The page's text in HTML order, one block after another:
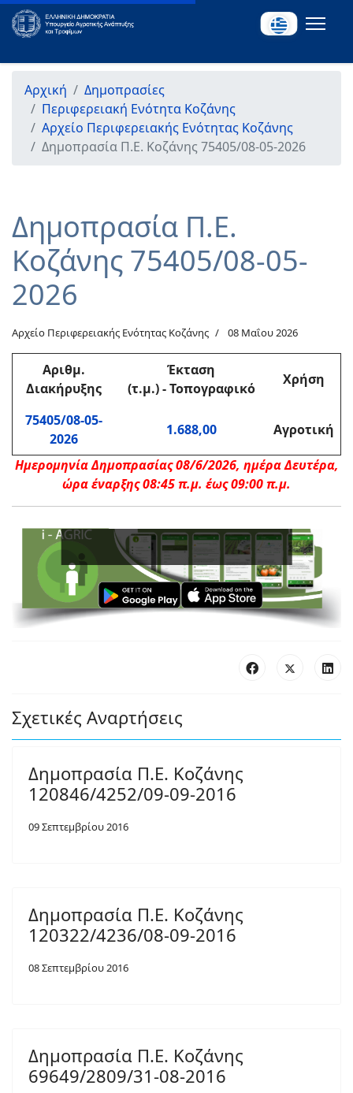
Αρχική
Δημοπρασίες
Περιφερειακή Ενότητα Κοζάνης
Αρχείο Περιφερειακής Ενότητας Κοζάνης
Δημοπρασία Π.Ε. Κοζάνης 75405/08-05-2026
Δημοπρασία Π.Ε.
Κοζάνης 75405/08-05-
2026
Αρχείο Περιφερειακής Ενότητας Κοζάνης 08 Μαΐου 2026
Αριθμ.
Διακήρυξης
Έκταση
(τ.μ.) - Τοπογραφικό
Χρήση
75405/08-05-
2026
1.688,00 Αγροτική
Ημερομηνία Δημοπρασίας 08/6/2026, ημέρα Δευτέρα,
ώρα έναρξης 08:45 π.μ. έως 09:00 π.μ.
Σχετικές Αναρτήσεις
Δημοπρασία Π.Ε. Κοζάνης
120846/4252/09-09-2016
09 Σεπτεμβρίου 2016
Δημοπρασία Π.Ε. Κοζάνης
120322/4236/08-09-2016
08 Σεπτεμβρίου 2016
Δημοπρασία Π.Ε. Κοζάνης
69649/2809/31-08-2016